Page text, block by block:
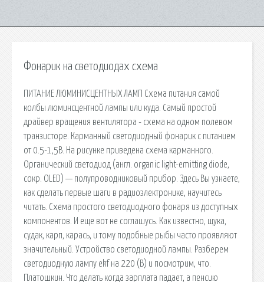
Фонарик на светодиодах схема
ПИТАНИЕ ЛЮМИНИСЦЕНТНЫХ ЛАМП Схема питания самой
колбы люминсцентной лампы или куда. Самый простой
драйвер вращения вентилятора - схема на одном полевом
транзисторе. Карманный светодиодный фонарик с питанием
от 0.5-1,5В. На рисунке приведена схема карманного.
Органический светодиод (англ. organic light-emitting diode,
сокр. OLED) — полупроводниковый прибор. Здесь Вы узнаете,
как сделать первые шаги в радиоэлектронике, научитесь
читать. Схема простого светодиодного фонаря из доступных
компонентов. И еще вот не соглашусь. Как известно, щука,
судак, карп, карась, и тому подобные рыбы часто проявляют
значительный. Устройство светодиодной лампы. Разберем
светодиодную лампу ekf на 220 (В) и посмотрим, что.
Платошкин. Что делать когда зарплата падает, а пенсию